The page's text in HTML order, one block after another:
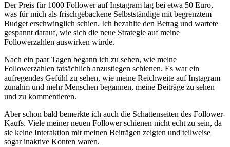
Der Preis für 1000 Follower auf Instagram lag bei etwa 50 Euro,
was für​ mich als frischgebackene Selbstständige mit⁤ begrenztem
Budget erschwinglich schien. Ich bezahlte den Betrag und wartete
gespannt darauf, wie sich die neue Strategie auf meine‍
Followerzahlen auswirken würde.
Nach ein ‌paar Tagen begann ich zu sehen, wie ​meine
⁢Followerzahlen tatsächlich anzustiegen schienen. Es war ein
aufregendes Gefühl zu sehen, wie meine Reichweite auf ‌Instagram
‍zunahm und mehr Menschen begannen, meine Beiträge zu sehen
und zu kommentieren.
Aber schon bald bemerkte ich auch die Schattenseiten des Follower-
Kaufs. Viele meiner neuen Follower schienen nicht echt zu sein, da
sie keine Interaktion mit meinen Beiträgen zeigten und teilweise
sogar ​inaktive Konten waren.